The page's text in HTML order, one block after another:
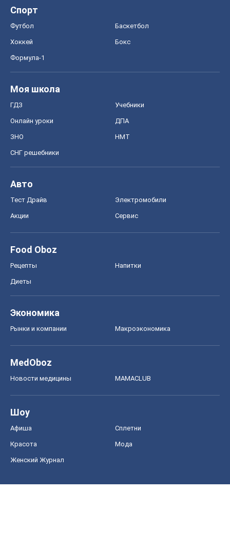
Спорт
Футбол Баскетбол
Хоккей Бокс
Формула-1
Моя школа
ГДЗ Учебники
Онлайн уроки ДПА
ЗНО НМТ
СНГ решебники
Авто
Тест Драйв Электромобили
Акции Сервис
Food Oboz
Рецепты Напитки
Диеты
Экономика
Рынки и компании Mакроэкономика
MedOboz
Новости медицины MAMACLUB
Шоу
Афиша Сплетни
Красота Мода
Женский Журнал